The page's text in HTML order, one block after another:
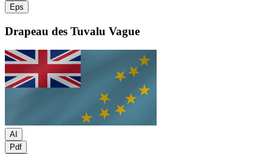
Eps
Drapeau des Tuvalu Vague
AI
Pdf